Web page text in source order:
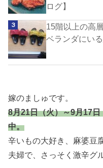
ログ】
15階以上の高
ベランダにい
嫁のましゅです。
8月21日（火）～9月17
中。
辛いもの大好き、麻婆豆
夫婦で、さっそく激辛グ